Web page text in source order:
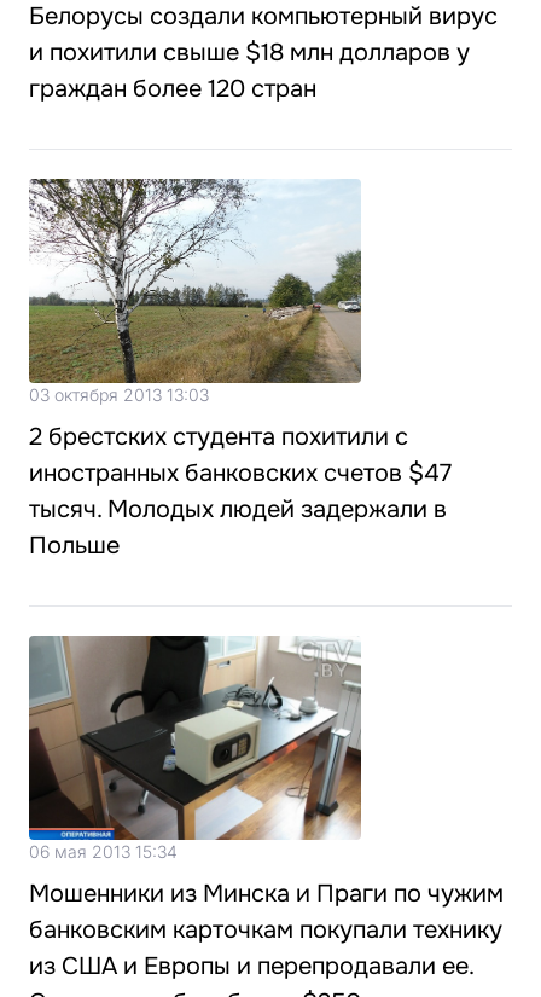
Белорусы создали компьютерный вирус
и похитили свыше $18 млн долларов у
граждан более 120 стран
03 октября 2013 13:03
2 брестских студента похитили с
иностранных банковских счетов $47
тысяч. Молодых людей задержали в
Польше
06 мая 2013 15:34
Мошенники из Минска и Праги по чужим
банковским карточкам покупали технику
из США и Европы и перепродавали ее.